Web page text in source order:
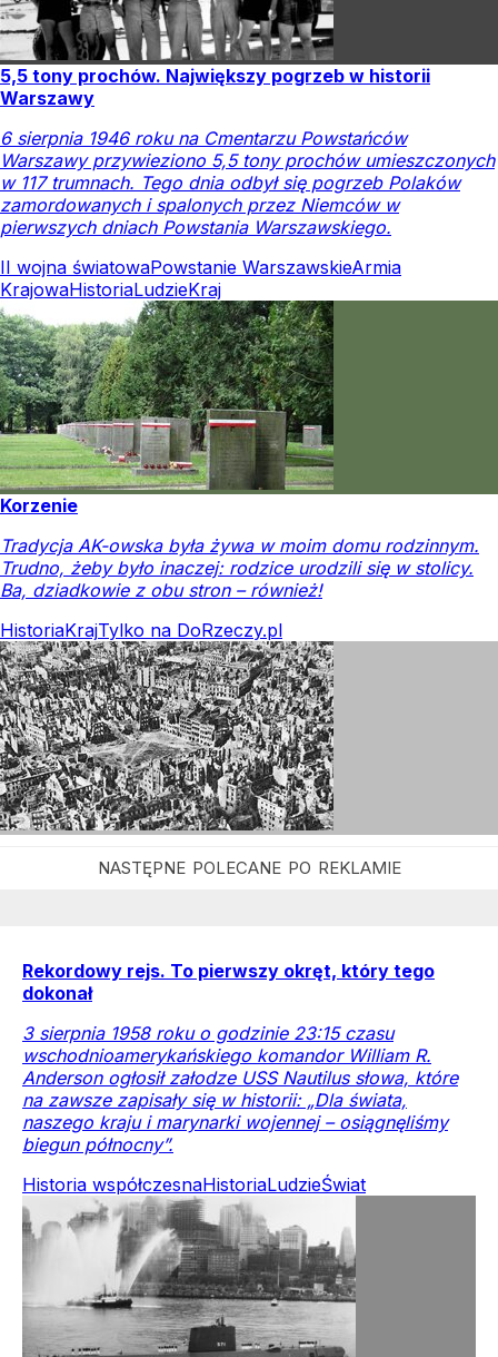
5,5 tony prochów. Największy pogrzeb w historii
Warszawy
6 sierpnia 1946 roku na Cmentarzu Powstańców
Warszawy przywieziono 5,5 tony prochów umieszczonych
w 117 trumnach. Tego dnia odbył się pogrzeb Polaków
zamordowanych i spalonych przez Niemców w
pierwszych dniach Powstania Warszawskiego.
II wojna światowaPowstanie WarszawskieArmia
KrajowaHistoriaLudzieKraj
Korzenie
Tradycja AK-owska była żywa w moim domu rodzinnym.
Trudno, żeby było inaczej: rodzice urodzili się w stolicy.
Ba, dziadkowie z obu stron – również!
HistoriaKrajTylko na DoRzeczy.pl
Rekordowy rejs. To pierwszy okręt, który tego
dokonał
3 sierpnia 1958 roku o godzinie 23:15 czasu
wschodnioamerykańskiego komandor William R.
Anderson ogłosił załodze USS Nautilus słowa, które
na zawsze zapisały się w historii: „Dla świata,
naszego kraju i marynarki wojennej – osiągnęliśmy
biegun północny”.
Historia współczesnaHistoriaLudzieŚwiat